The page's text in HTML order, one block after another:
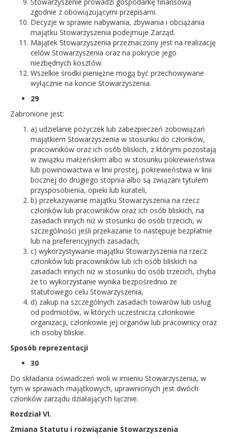
zgodnie z obowiązującymi przepisami.
Decyzje w sprawie nabywania, zbywania i obciążania
majątku Stowarzyszenia podejmuje Zarząd.
Majątek Stowarzyszenia przeznaczony jest na realizację
celów Stowarzyszenia oraz na pokrycie jego
niezbędnych kosztów.
Wszelkie środki pieniężne mogą być przechowywane
wyłącznie na koncie Stowarzyszenia.
29
Zabronione jest:
a) udzielanie pożyczek lub zabezpieczeń zobowiązań
majątkiem Stowarzyszenia w stosunku do członków,
pracowników oraz ich osób bliskich, z którymi pozostają
w związku małżeńskim albo w stosunku pokrewieństwa
lub powinowactwa w linii prostej, pokrewieństwa w linii
bocznej do drugiego stopnia albo są związani tytułem
przysposobienia, opieki lub kurateli,
b) przekazywanie majątku Stowarzyszenia na rzecz
członków lub pracowników oraz ich osób bliskich, na
zasadach innych niż w stosunku do osób trzecich, w
szczególności jeśli przekazanie to następuje bezpłatnie
lub na preferencyjnych zasadach,
c) wykorzystywanie majątku Stowarzyszenia na rzecz
członków lub pracowników lub ich osób bliskich na
zasadach innych niż w stosunku do osób trzecich, chyba
że to wykorzystanie wynika bezpośrednio ze
statutowego celu Stowarzyszenia,
d) zakup na szczególnych zasadach towarów lub usług
od podmiotów, w których uczestniczą członkowie
organizacji, członkowie jej organów lub pracownicy oraz
ich osoby bliskie.
Sposób reprezentacji
30
Do składania oświadczeń woli w imieniu Stowarzyszenia, w
tym w sprawach majątkowych, uprawnionych jest dwóch
członków zarządu działających łącznie.
Rozdział VI.
Zmiana Statutu i rozwiązanie Stowarzyszenia